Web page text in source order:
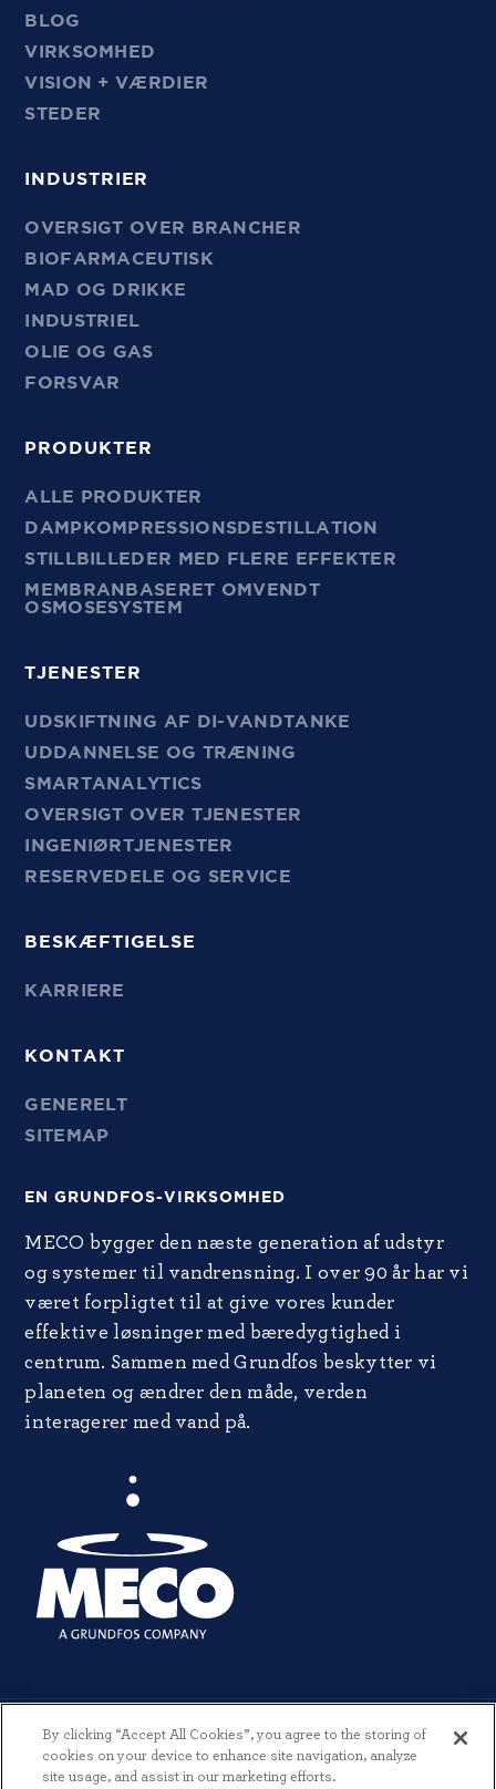
BLOG
VIRKSOMHED
VISION + VÆRDIER
STEDER
INDUSTRIER
OVERSIGT OVER BRANCHER
BIOFARMACEUTISK
MAD OG DRIKKE
INDUSTRIEL
OLIE OG GAS
FORSVAR
PRODUKTER
ALLE PRODUKTER
DAMPKOMPRESSIONSDESTILLATION
STILLBILLEDER MED FLERE EFFEKTER
MEMBRANBASERET OMVENDT
OSMOSESYSTEM
TJENESTER
UDSKIFTNING AF DI-VANDTANKE
UDDANNELSE OG TRÆNING
SMARTANALYTICS
OVERSIGT OVER TJENESTER
INGENIØRTJENESTER
RESERVEDELE OG SERVICE
BESKÆFTIGELSE
KARRIERE
KONTAKT
GENERELT
SITEMAP
EN GRUNDFOS-VIRKSOMHED
MECO bygger den næste generation af udstyr
og systemer til vandrensning. I over 90 år har vi
været forpligtet til at give vores kunder
effektive løsninger med bæredygtighed i
centrum. Sammen med Grundfos beskytter vi
planeten og ændrer den måde, verden
interagerer med vand på.
By clicking “Accept All Cookies”, you agree to the storing of
cookies on your device to enhance site navigation, analyze
site usage, and assist in our marketing efforts.